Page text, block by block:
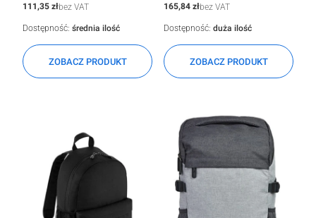
Cena
111,35 złbez VAT
ZOBACZ PRODUKT
Dostępność: średnia ilość
Cena
165,84 złbez VAT
ZOBACZ PRODUKT
Dostępność: duża ilość